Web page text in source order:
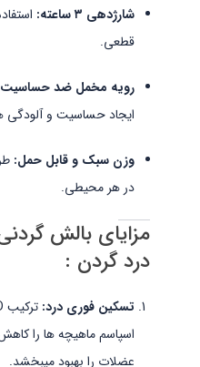
شارژدهی ۳ ساعته:
قطعی.
رویه مخمل ضد حساسیت و
ایجاد حساسیت و آلودگی
وزن سبک و قابل حمل:
در هر محیطی.
مزایای بالش
درد گردن :
تسکین فوری درد:
اسپاسم ماهیچه ها را
عضلات را بهبود میبخشد.